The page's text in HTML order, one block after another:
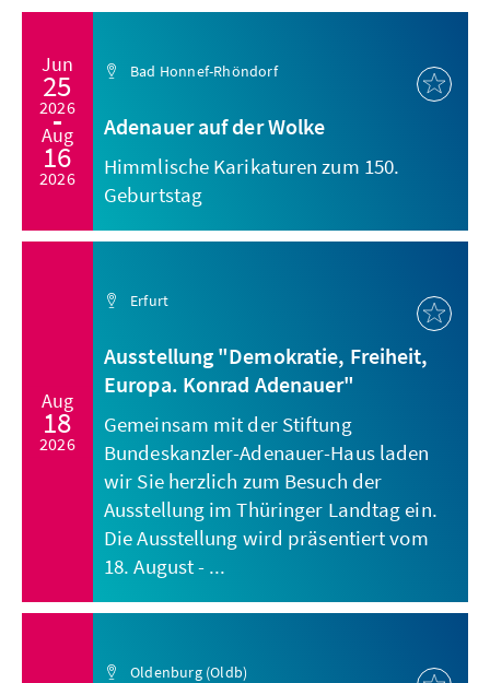
Jun
25
2026
Aug
16
2026
Bad Honnef-Rhöndorf
Adenauer auf der Wolke
Himmlische Karikaturen zum 150.
Geburtstag
Aug
18
2026
Erfurt
Ausstellung "Demokratie, Freiheit,
Europa. Konrad Adenauer"
Gemeinsam mit der Stiftung
Bundeskanzler-Adenauer-Haus laden
wir Sie herzlich zum Besuch der
Ausstellung im Thüringer Landtag ein.
Die Ausstellung wird präsentiert vom
18. August - ...
Oldenburg (Oldb)